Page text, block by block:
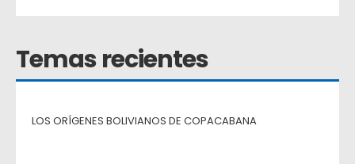
Temas recientes
LOS ORÍGENES BOLIVIANOS DE COPACABANA